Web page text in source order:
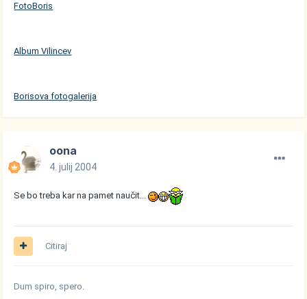
FotoBoris
Album Vilincev
Borisova fotogalerija
oona
4. julij 2004
Se bo treba kar na pamet naučit...
Citiraj
Dum spiro, spero.